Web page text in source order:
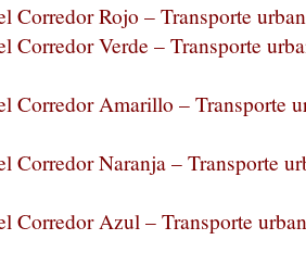
Corredor Rojo – Transporte
Corredor Verde – Transporte
Corredor Amarillo – Transporte
Corredor Naranja – Transporte
Corredor Azul – Transporte